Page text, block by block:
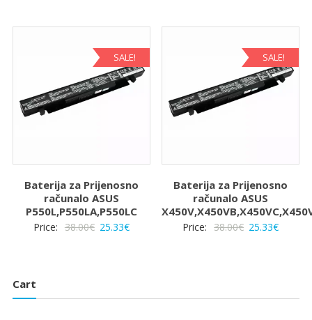
38.00€.
38.00€.
SALE!
Baterija za Prijenosno
računalo ASUS
P550L,P550LA,P550LC
Price: 38.00€ Izvorna
38.00€.
25.33€Trenutna
SALE!
Baterija za Prijenosno
računalo ASUS
Price: 38.00€ Izvorna
38.00€.
25.33€
Cart